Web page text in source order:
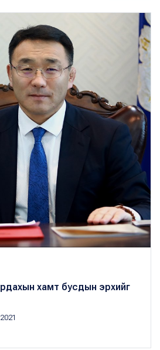
хамт бусдын эрхийг